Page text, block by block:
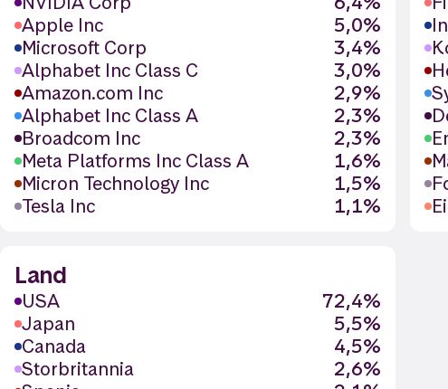
Apple Inc
5,0%
Microsoft Corp
3,4%
Alphabet Inc Class C
3,0%
Amazon.com Inc
2,9%
Alphabet Inc Class A
2,3%
Broadcom Inc
2,3%
Meta Platforms Inc Class A
1,6%
Micron Technology Inc
1,5%
Tesla Inc
1,1%
Land
USA
72,4%
Japan
5,5%
Canada
4,5%
Storbritannia
2,6%